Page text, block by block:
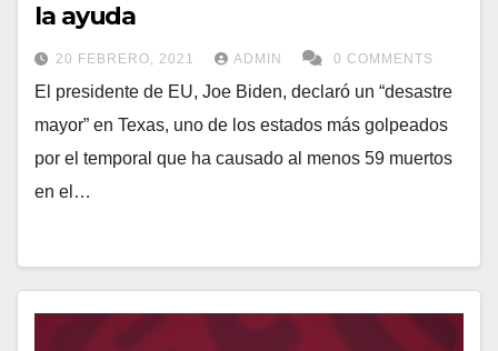
la ayuda
20 FEBRERO, 2021 ADMIN 0 COMMENTS
El presidente de EU, Joe Biden, declaró un “desastre
mayor” en Texas, uno de los estados más golpeados
por el temporal que ha causado al menos 59 muertos
en el…